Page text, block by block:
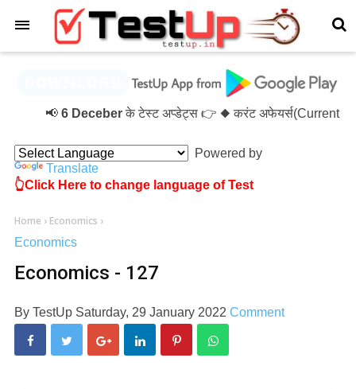
6 Deceberके टेस्ट अप्डेट्स 👉 ◆ करंट अफेयर्स(Current
Powered by
Translate
👆Click Here to change language of Test
Home › Economics ›
Economics
Economics - 127
By TestUp Saturday, 29 January 2022 Comment